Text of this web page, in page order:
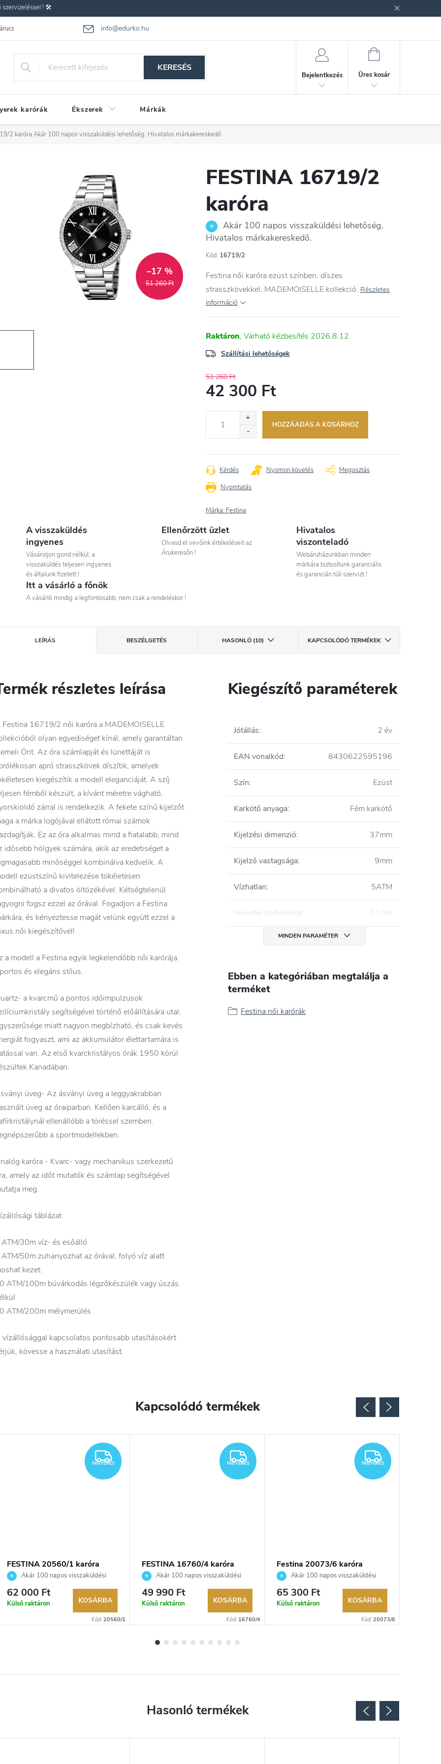
szervizeléssel ! 🛠️
info@edurko.hu
Gyakran ismételt kérdések
KERESÉS
Bejelentkezés
KOSÁR
Üres kosár
karórák Ékszerek Márkák
2 karóra Akár 100 napos visszaküldési lehetőség. Hivatalos márkakereskedő.
51 260 Ft
–17 %
FESTINA 16719/2
karóra
Akár 100 napos visszaküldési lehetőség.
Hivatalos márkakereskedő.
Kód: 16719/2
Festina női karóra ezüst színben, díszes
strasszkövekkel. MADEMOISELLE kollekció. Részletes
információ
Raktáron 2026.8.12
Szállítási lehetőségek
51 260 Ft
42 300 Ft
HOZZÁADÁS A KOSÁRHOZ
Nyomtatás
Kérdés Nyomon követés Megosztás
Márka: Festina
A visszaküldés
ingyenes
Vásároljon gond nélkül, a
visszaküldés teljesen ingyenes
és általunk fizetett !
Ellenőrzött üzlet
Olvasd el vevőink értékeléseit az
Árukeresőn !
Hivatalos
viszonteladó
Webáruházunkban minden
márkára biztosítunk garanciális
és garancián túli szervizt !
Itt a vásárló a főnök
A vásárló mindig a legfontosabb, nem csak a rendeléskor !
LEÍRÁS BESZÉLGETÉS HASONLÓ (10) KAPCSOLÓDÓ TERMÉKEK
részletes leírása
Festina 16719/2 női karóra a MADEMOISELLE
olyan egyediséget kínál, amely garantáltan
Önt. Az óra számlapját és lünettáját is
apró strasszkövek díszítik, amelyek
kiegészítik a modell eleganciáját. A szíj
fémből készült, a kívánt méretre vágható,
zárral is rendelkezik. A fekete színű kijelzőt
a márka logójával ellátott római számok
Ez az óra alkalmas mind a fiatalabb, mind
idősebb hölgyek számára, akik az eredetiséget a
minőséggel kombinálva kedvelik. A
ezüstszínű kivitelezése tökéletesen
a divatos öltözékével. Kétségtelenül
fogsz ezzel az órával. Fogadjon a Festina
és kényeztesse magát velünk együtt ezzel a
női kiegészítővel!
a modell a Festina egyik legkelendőbb női karórája.
és elegáns stílus.
a kvarcmű a pontos időimpulzusok
segítségével történő előállítására utal.
miatt nagyon megbízható, és csak kevés
fogyaszt, ami az akkumulátor élettartamára is
van. Az első kvarckristályos órák 1950 körül
Kanadában.
üveg- Az ásványi üveg a leggyakrabban
üveg az óraiparban. Kellően karcálló, és a
ellenállóbb a töréssel szemben.
a sportmodellekben.
karóra - Kvarc- vagy mechanikus szerkezetű
amely az időt mutatók és számlap segítségével
meg.
táblázat
30m víz- és esőálló
50m zuhanyozhat az órával, folyó víz alatt
kezet.
ATM/100m búvárkodás légzőkészülék vagy úszás
ATM/200m mélymerülés
vízállósággal kapcsolatos pontosabb utasításokért
kövesse a használati utasítást.
Kiegészítő paraméterek
Jótállás: 2 év
EAN vonalkód: 8430622595196
Szín: Ezüst
Karkötő anyaga: Fém karkötő
Kijelzési dimenzió: 37mm
Kijelző vastagsága: 9mm
Vízhatlan: 5ATM
Heveder szélessége: 21mm
MINDEN PARAMÉTER
Ebben a kategóriában megtalálja a
terméket
Festina női karórák
Kapcsolódó termékek
INGYENES
INGYENES
FESTINA 20560/1 karóra
Akár 100 napos visszaküldési
lehetőség. Hivatalos márkakereskedő.
62 000 Ft
Külső raktáron KOSÁRBA
Kód: 20560/1
INGYENES
INGYENES
FESTINA 16760/4 karóra
Akár 100 napos visszaküldési
lehetőség. Hivatalos márkakereskedő.
49 990 Ft
Külső raktáron KOSÁRBA
Kód: 16760/4
INGYENES
INGYENES
Festina 20073/6 karóra
Akár 100 napos visszaküldési
lehetőség. Hivatalos márkakereskedő.
65 300 Ft
Külső raktáron KOSÁRBA
Kód: 20073/6